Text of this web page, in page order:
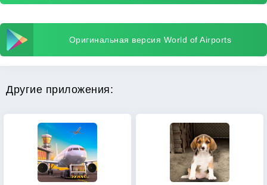
Оригинальная версия World of Airports
Другие приложения: